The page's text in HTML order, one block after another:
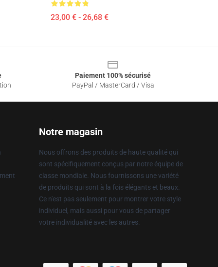
23,00 € - 26,68 €
Paiement 100% sécurisé
PayPal / MasterCard / Visa
Notre magasin
Nous offrons des produits de haute qualité qui
sont spécifiquement conçus par notre équipe de
classe mondiale. Nous fournissons une variété
de produits qui sont à la fois élégants et beaux.
Ce n'est pas seulement pour montrer votre style
individuel, mais aussi pour vous de partager
votre individualité avec les autres.